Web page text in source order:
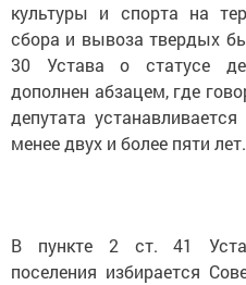
культуры и спорта на
сбора и вывоза твердых
30 Устава о статусе
дополнен абзацем, где
депутата
менее двух и более пяти лет.
В пункте 2 ст. 41
поселения избирается